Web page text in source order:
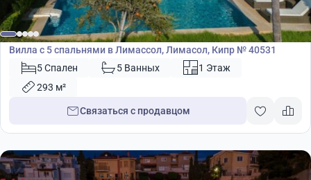
€4 500 000
Вилла
Вилла с 5 спальнями в Лимассол, Лимасол, Кипр № 40531
5 Спален
5 Ванных
1 Этаж
293 м²
Связаться с продавцом